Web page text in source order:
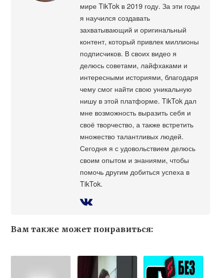
мире TikTok в 2019 году. За эти годы
я научился создавать
захватывающий и оригинальный
контент, который привлек миллионы
подписчиков. В своих видео я
делюсь советами, лайфхаками и
интересными историями, благодаря
чему смог найти свою уникальную
нишу в этой платформе. TikTok дал
мне возможность выразить себя и
своё творчество, а также встретить
множество талантливых людей.
Сегодня я с удовольствием делюсь
своим опытом и знаниями, чтобы
помочь другим добиться успеха в
TikTok.
Вам также может понравиться: